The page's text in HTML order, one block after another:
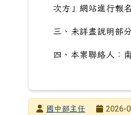
次方」網站進行報
三、未詳盡說明部
四、本案聯絡人：
發布者國中部主任
2026-